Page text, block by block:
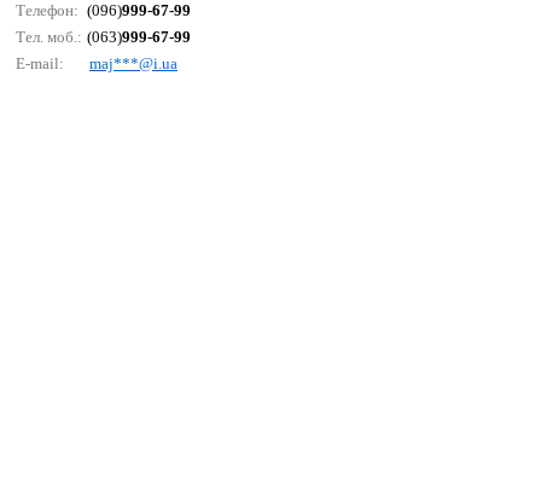
Телефон: (096)999-67-99
Тел. моб.: (063)999-67-99
E-mail:
mаj***@i.uа